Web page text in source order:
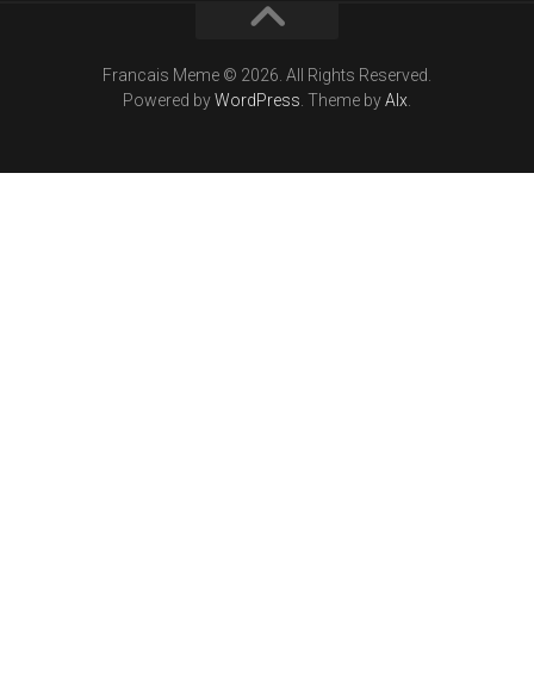
Francais Meme © 2026. All Rights Reserved.
Powered byWordPress. Theme byAlx.